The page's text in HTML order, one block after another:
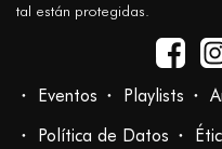
tal están protegidas.
Eventos Playlists
Política de Datos